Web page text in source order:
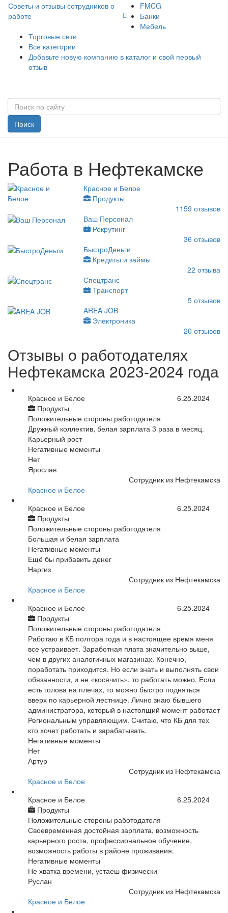
Советы и отзывы сотрудников о
работе
FMCG
Банки
Мебель
Торговые сети
Все категории
Добавьте новую компанию в каталог и свой первый
отзыв
Поиск
Работа в Нефтекамске
Красное и Белое
Продукты
1159 отзывов
Ваш Персонал
Рекрутинг
36 отзывов
БыстроДеньги
Кредиты и займы
22 отзыва
Спецтранс
Транспорт
5 отзывов
AREA JOB
Электроника
20 отзывов
Отзывы о работодателях
Нефтекамска 2023-2024 года
Красное и Белое
Продукты
6.25.2024
Положительные стороны работодателя
Дружный коллектив, белая зарплата 3 раза в месяц.
Карьерный рост
Негативные моменты
Нет
Ярослав
Сотрудник из Нефтекамска
Красное и Белое
Красное и Белое
Продукты
6.25.2024
Положительные стороны работодателя
Большая и белая зарплата
Негативные моменты
Ещё бы прибавить денег
Наргиз
Сотрудник из Нефтекамска
Красное и Белое
Красное и Белое
Продукты
6.25.2024
Положительные стороны работодателя
Работаю в КБ полтора года и в настоящее время меня
все устраивает. Заработная плата значительно выше,
чем в других аналогичных магазинах. Конечно,
поработать приходится. Но если знать и выполнять свои
обязанности, и не «косячить», то работать можно. Если
есть голова на плечах, то можно быстро подняться
вверх по карьерной лестнице. Лично знаю бывшего
администратора, который в настоящий момент работает
Региональным управляющим. Считаю, что КБ для тех
кто хочет работать и зарабатывать.
Негативные моменты
Нет
Артур
Сотрудник из Нефтекамска
Красное и Белое
Красное и Белое
Продукты
6.25.2024
Положительные стороны работодателя
Своевременная достойная зарплата, возможность
карьерного роста, профессиональное обучение,
возможность работы в районе проживания.
Негативные моменты
Не хватка времени, устаеш физически
Руслан
Сотрудник из Нефтекамска
Красное и Белое